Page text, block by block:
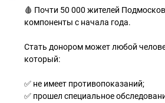
🩸 Почти 50 000 жителей
компоненты с начала года.
Стать донором может любой
который:
✅ не имеет противопоказаний;
✅ прошел специальное